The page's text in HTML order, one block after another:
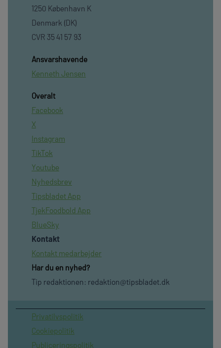
1250 København K
Denmark (DK)
CVR 35 41 57 93
Ansvarshavende
Kenneth Jensen
Overalt
Facebook
X
Instagram
TikTok
Youtube
Nyhedsbrev
Tipsbladet App
TjekFoodbold App
BlueSky
Kontakt
Kontakt medarbejder
Har du en nyhed?
Tip redaktionen: redaktion@tipsbladet.dk
Privatilvspolitik
Cookiepolitik
Publiceringspolitik